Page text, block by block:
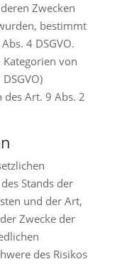
Zwecken
bestimmt
4 DSGVO.
von
Art. 9 Abs. 2
Stands der
und der Art,
Zwecke der
des Risikos